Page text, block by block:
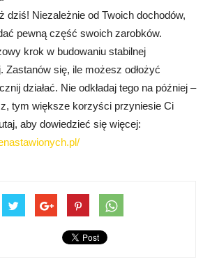
dziś! Niezależnie od Twoich dochodów,
pewną część swoich zarobków.
krok w budowaniu stabilnej
Zastanów się, ile możesz odłożyć
działać. Nie odkładaj tego na później –
tym większe korzyści przyniesie Ci
aby dowiedzieć się więcej: